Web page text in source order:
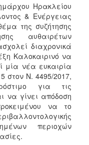
Ηρακλείου
& Ενέργειας
της συζήτησης
αυθαιρέτων
διαχρονικά
Καλοκαιρινό να
μία νέα ευκαιρία
στον Ν. 4495/2017,
για τις
να γίνει απόδοση
να το
περιοχών